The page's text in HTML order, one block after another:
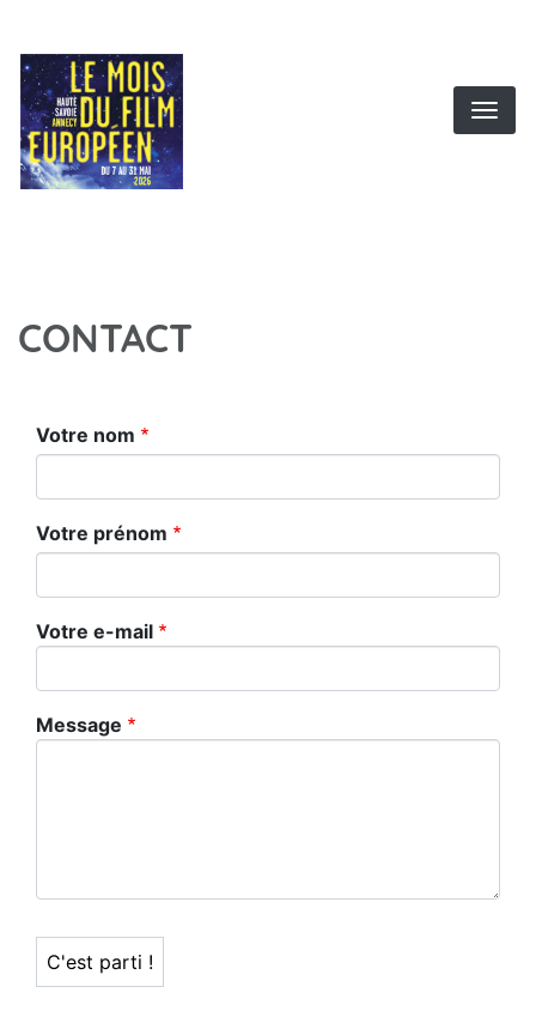
CONTACT
Votre nom
Votre prénom
Votre e-mail
Message
C'est parti !